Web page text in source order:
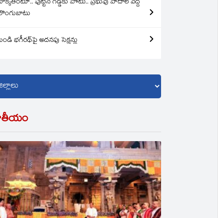
పుట్టిన గడ్డకు పోటు.. ప్రభువు పాదాల వద్ద
భగీరథ్‌పై అదనపు సెక్షన్లు